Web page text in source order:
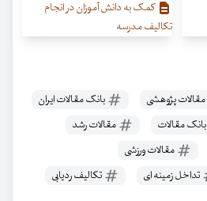
کمک به دانش آموزان در انجام
تکالیف مدرسه
مقالات پژوهشی
بانک مقالات ایران
بانک مقالات
مقالات رشد
مقالات ورزشی
تداخل زمینه ای
تکالیف ردیابی